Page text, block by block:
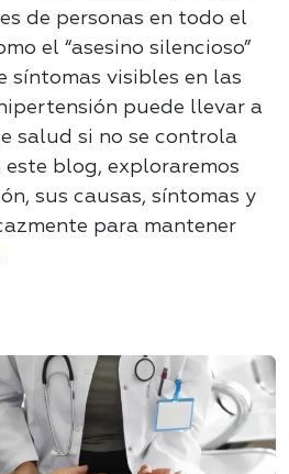
de personas en todo el
el “asesino silencioso”
síntomas visibles en las
puede llevar a
salud si no se controla
este blog, exploraremos
sus causas, síntomas y
para mantener